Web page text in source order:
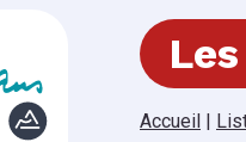
Accueil |